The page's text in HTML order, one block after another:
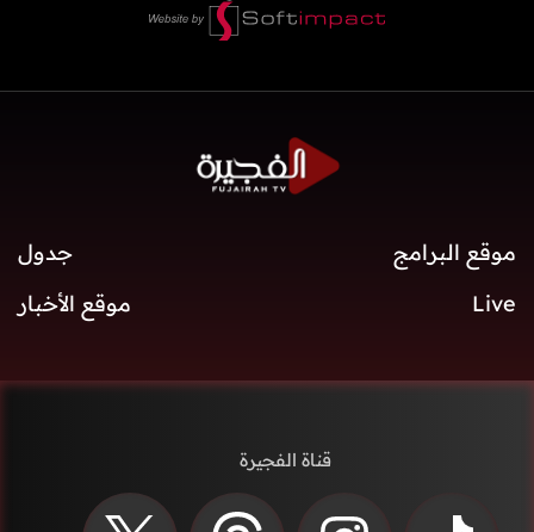
موقع البرامج
جدول
Live
موقع الأخبار
قناة الفجيرة